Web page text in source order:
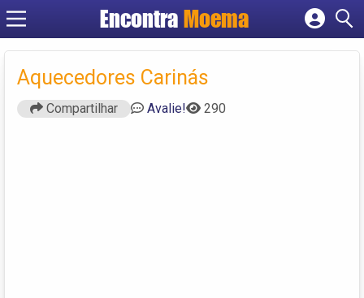
Encontra Moema
Criar conta
Aquecedores Carinás
Compartilhar Avalie! 290